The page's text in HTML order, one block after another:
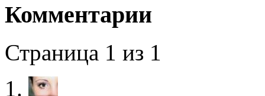
Комментарии
Страница 1 из 1